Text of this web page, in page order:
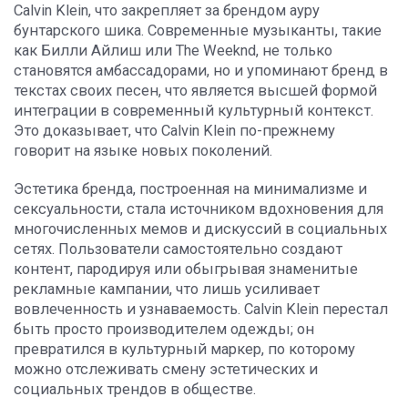
Calvin Klein, что закрепляет за брендом ауру
бунтарского шика. Современные музыканты, такие
как Билли Айлиш или The Weeknd, не только
становятся амбассадорами, но и упоминают бренд в
текстах своих песен, что является высшей формой
интеграции в современный культурный контекст.
Это доказывает, что Calvin Klein по-прежнему
говорит на языке новых поколений.
Эстетика бренда, построенная на минимализме и
сексуальности, стала источником вдохновения для
многочисленных мемов и дискуссий в социальных
сетях. Пользователи самостоятельно создают
контент, пародируя или обыгрывая знаменитые
рекламные кампании, что лишь усиливает
вовлеченность и узнаваемость. Calvin Klein перестал
быть просто производителем одежды; он
превратился в культурный маркер, по которому
можно отслеживать смену эстетических и
социальных трендов в обществе.